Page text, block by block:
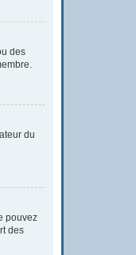
des
du
pouvez
des